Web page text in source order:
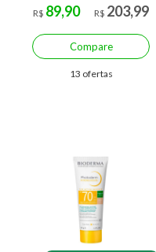
R$ 89,90
R$ 203,99
Compare
13 ofertas